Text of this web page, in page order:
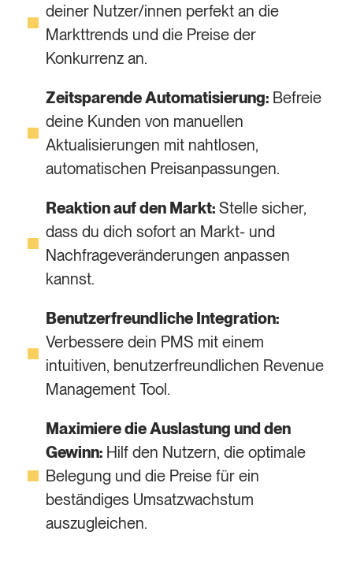
deiner Nutzer/innen perfekt an die
Markttrends und die Preise der
Konkurrenz an.
Zeitsparende Automatisierung:Befreie
deine Kunden von manuellen
Aktualisierungen mit nahtlosen,
automatischen Preisanpassungen.
Reaktion auf den Markt:Stelle sicher,
dass du dich sofort an Markt- und
Nachfrageveränderungen anpassen
kannst.
Benutzerfreundliche Integration:
Verbessere dein PMS mit einem
intuitiven, benutzerfreundlichen Revenue
Management Tool.
Maximiere die Auslastung und den
Gewinn:Hilf den Nutzern, die optimale
Belegung und die Preise für ein
beständiges Umsatzwachstum
auszugleichen.